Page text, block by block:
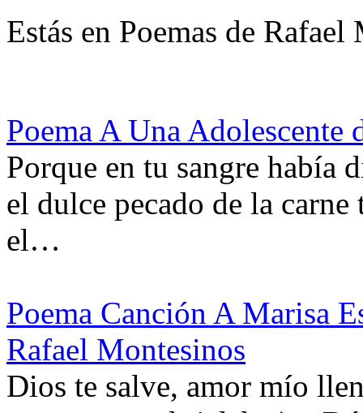
Estás en Poemas de Rafael
Poema A Una Adolescente
Porque en tu sangre había
el dulce pecado de la
el…
Poema Canción A Marisa
Rafael Montesinos
Dios te salve, amor mío